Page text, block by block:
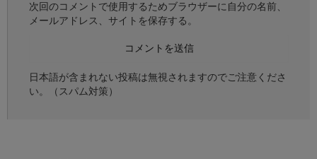
次回のコメントで使用するためブラウザーに自分の名前、
メールアドレス、サイトを保存する。
日本語が含まれない投稿は無視されますのでご注意くださ
い。（スパム対策）